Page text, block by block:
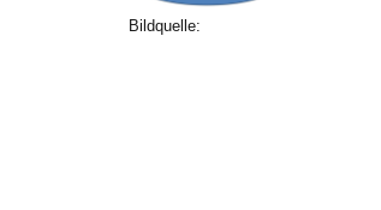
Bildquelle: